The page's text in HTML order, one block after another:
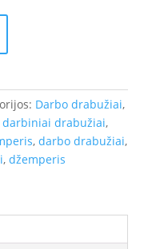
Darbo drabužiai,
darbiniai drabužiai,
, darbo drabužiai,
, džemperis